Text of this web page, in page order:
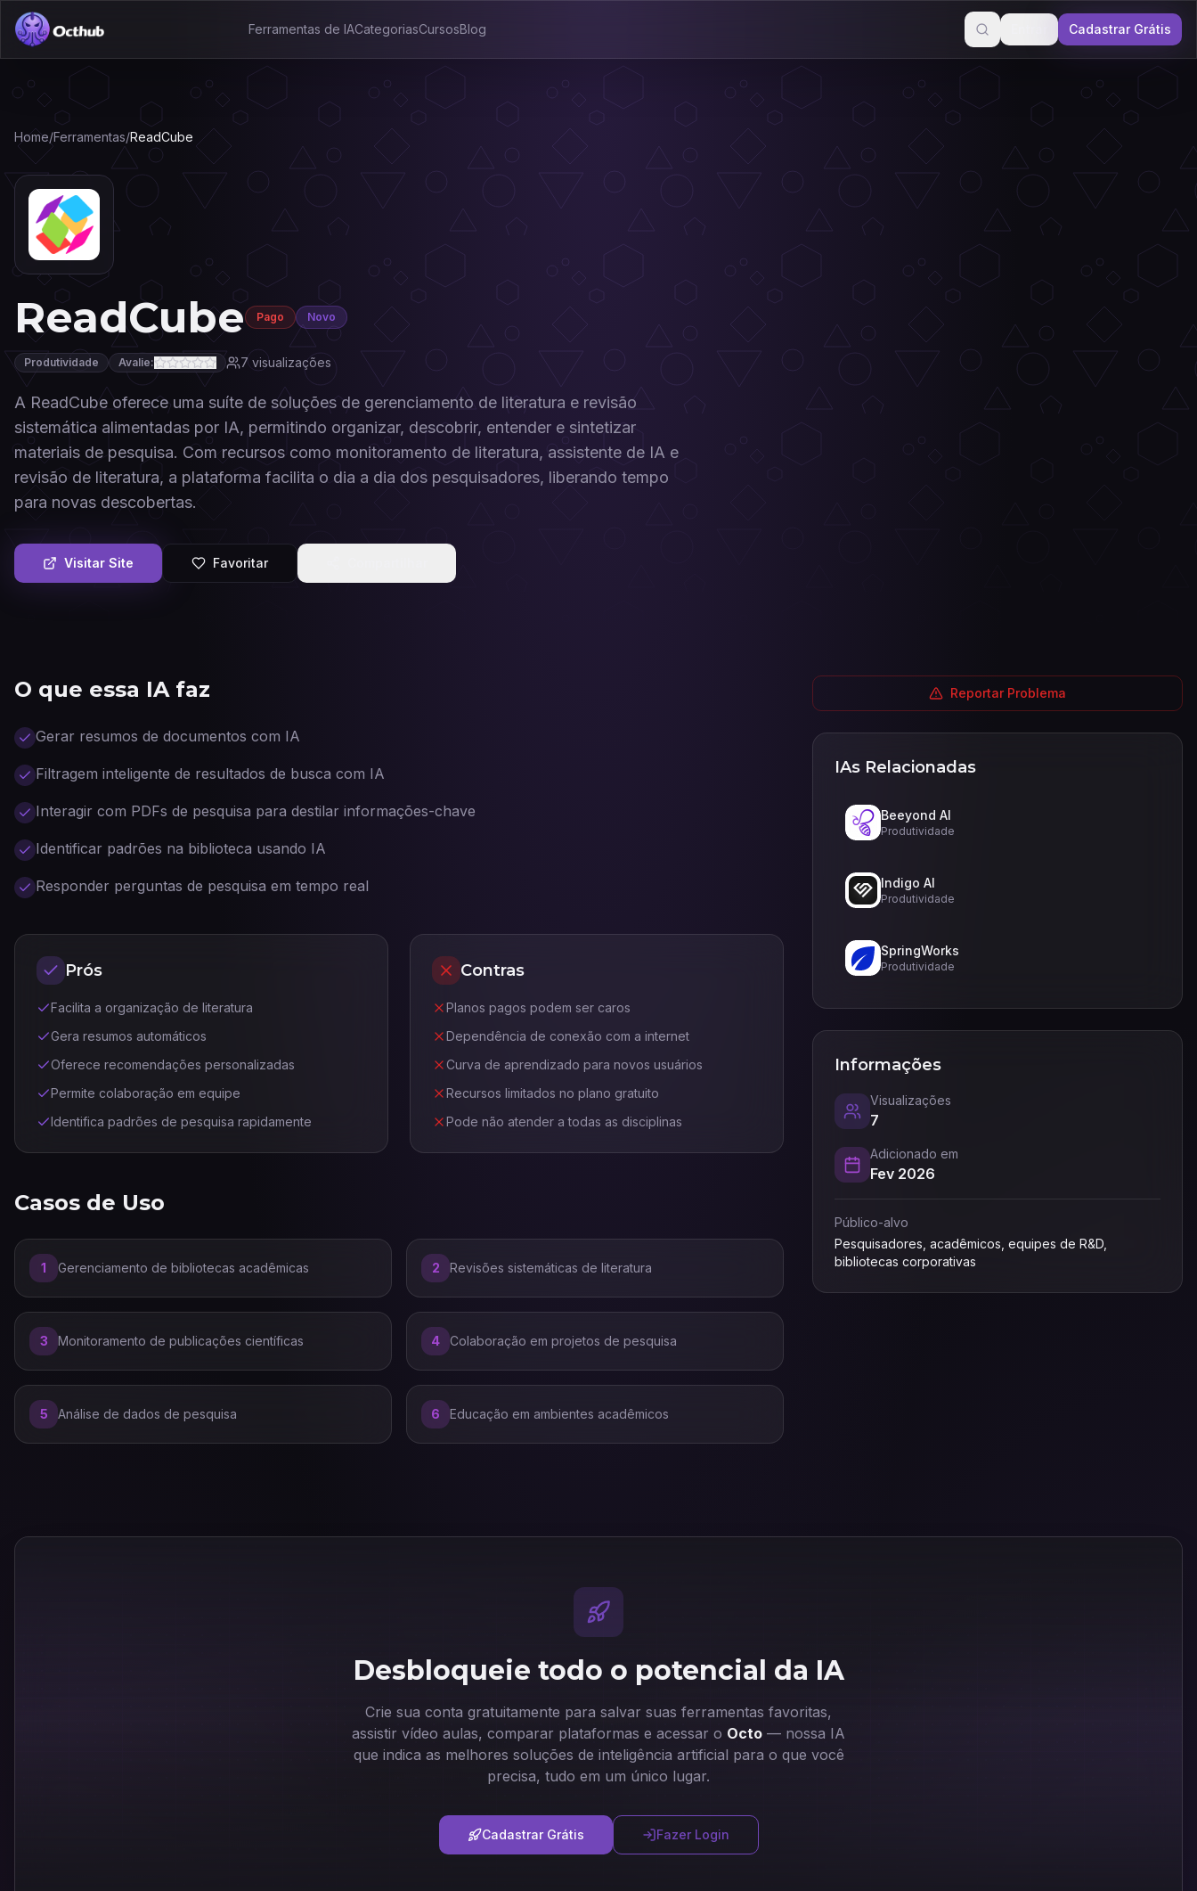
Ferramentas de IACategoriasCursosBlog Cadastrar Grátis
Home/Ferramentas/ReadCube
ReadCube Pago Novo
Produtividade Avalie: 7visualizações
A ReadCube oferece uma suíte de soluções de gerenciamento de literatura e revisão
sistemática alimentadas por IA, permitindo organizar, descobrir, entender e sintetizar
materiais de pesquisa. Com recursos como monitoramento de literatura, assistente de IA e
revisão de literatura, a plataforma facilita o dia a dia dos pesquisadores, liberando tempo
para novas descobertas.
Visitar Site Favoritar
O que essa IA faz
Gerar resumos de documentos com IA
Filtragem inteligente de resultados de busca com IA
Interagir com PDFs de pesquisa para destilar informações-chave
Identificar padrões na biblioteca usando IA
Responder perguntas de pesquisa em tempo real
Prós
Facilita a organização de literatura
Gera resumos automáticos
Oferece recomendações personalizadas
Permite colaboração em equipe
Identifica padrões de pesquisa rapidamente
Contras
Planos pagos podem ser caros
Dependência de conexão com a internet
Curva de aprendizado para novos usuários
Recursos limitados no plano gratuito
Pode não atender a todas as disciplinas
Casos de Uso
1 Gerenciamento de bibliotecas acadêmicas 2 Revisões sistemáticas de literatura
3 Monitoramento de publicações científicas 4 Colaboração em projetos de pesquisa
5 Análise de dados de pesquisa 6 Educação em ambientes acadêmicos
Reportar Problema
IAs Relacionadas
Beeyond AI
Produtividade
Indigo AI
Produtividade
SpringWorks
Produtividade
Informações
Visualizações
7
Adicionado em
Fev 2026
Público-alvo
Pesquisadores, acadêmicos, equipes de R&D,
bibliotecas corporativas
Desbloqueie todo o potencial da IA
Crie sua conta gratuitamente para salvar suas ferramentas favoritas,
assistir vídeo aulas, comparar plataformas e acessar o Octo — nossa IA
que indica as melhores soluções de inteligência artificial para o que você
precisa, tudo em um único lugar.
Cadastrar Grátis Fazer Login